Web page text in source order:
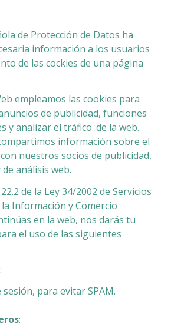
de Protección de Datos ha
información a los usuarios
de las cockies de una página
empleamos las cookies para
de publicidad, funciones
y analizar el tráfico. de la web.
información sobre el
nuestros socios de publicidad,
análisis web.
de la Ley 34/2002 de Servicios
la Información y Comercio
en la web, nos darás tu
el uso de las siguientes
:
sesión, para evitar SPAM.
: